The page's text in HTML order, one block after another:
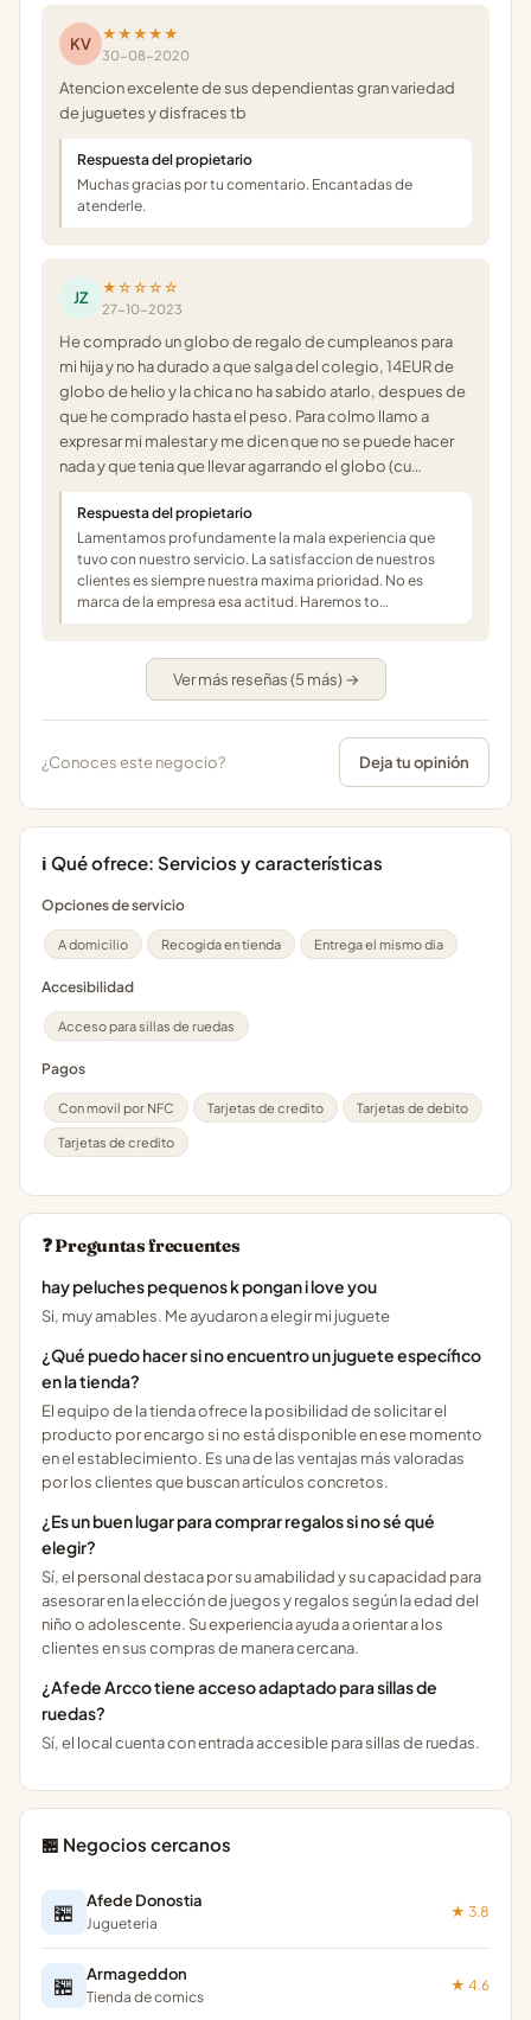
KV
★★★★★
30-08-2020
Atencion excelente de sus dependientas gran variedad
de juguetes y disfraces tb
Respuesta del propietario
Muchas gracias por tu comentario. Encantadas de
atenderle.
JZ
★☆☆☆☆
27-10-2023
He comprado un globo de regalo de cumpleanos para
mi hija y no ha durado a que salga del colegio, 14EUR de
globo de helio y la chica no ha sabido atarlo, despues de
que he comprado hasta el peso. Para colmo llamo a
expresar mi malestar y me dicen que no se puede hacer
nada y que tenia que llevar agarrando el globo (cu…
Respuesta del propietario
Lamentamos profundamente la mala experiencia que
tuvo con nuestro servicio. La satisfaccion de nuestros
clientes es siempre nuestra maxima prioridad. No es
marca de la empresa esa actitud. Haremos to…
Ver más reseñas (5 más) →
¿Conoces este negocio? Deja tu opinión
ℹ️ Qué ofrece: Servicios y características
Opciones de servicio
A domicilio Recogida en tienda Entrega el mismo dia
Accesibilidad
Acceso para sillas de ruedas
Pagos
Con movil por NFC Tarjetas de credito Tarjetas de debito
Tarjetas de credito
❓ Preguntas frecuentes
hay peluches pequenos k pongan i love you
Si, muy amables. Me ayudaron a elegir mi juguete
¿Qué puedo hacer si no encuentro un juguete específico
en la tienda?
El equipo de la tienda ofrece la posibilidad de solicitar el
producto por encargo si no está disponible en ese momento
en el establecimiento. Es una de las ventajas más valoradas
por los clientes que buscan artículos concretos.
¿Es un buen lugar para comprar regalos si no sé qué
elegir?
Sí, el personal destaca por su amabilidad y su capacidad para
asesorar en la elección de juegos y regalos según la edad del
niño o adolescente. Su experiencia ayuda a orientar a los
clientes en sus compras de manera cercana.
¿Afede Arcco tiene acceso adaptado para sillas de
ruedas?
Sí, el local cuenta con entrada accesible para sillas de ruedas.
🏪 Negocios cercanos
🏪 Afede Donostia
Jugueteria
★ 3.8
🏪 Armageddon
Tienda de comics
★ 4.6